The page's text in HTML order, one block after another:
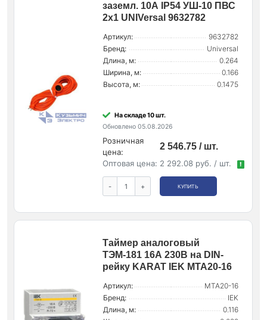
заземл. 10А IP54 УШ-10 ПВС
2х1 UNIVersal 9632782
Артикул:
9632782
Бренд:
Universal
Длина, м:
0.264
Ширина, м:
0.166
Высота, м:
0.1475
На складе 10 шт.
Обновлено 05.08.2026
Розничная
цена:
2 546.75 / шт.
Оптовая цена: 2 292.08 руб. / шт. !
- + КУПИТЬ
Таймер аналоговый
ТЭМ-181 16А 230В на DIN-
рейку KARAT IEK MTA20-16
Артикул:
MTA20-16
Бренд:
IEK
Длина, м:
0.116